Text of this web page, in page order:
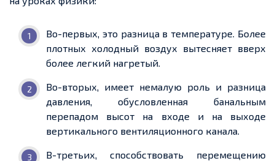
Во-первых, это разница в температуре. Более
плотных холодный воздух вытесняет вверх
более легкий нагретый.
Во-вторых, имеет немалую роль и разница
давления, обусловленная банальным
перепадом высот на входе и на выходе
вертикального вентиляционного канала.
В-третьих, способствовать перемещению